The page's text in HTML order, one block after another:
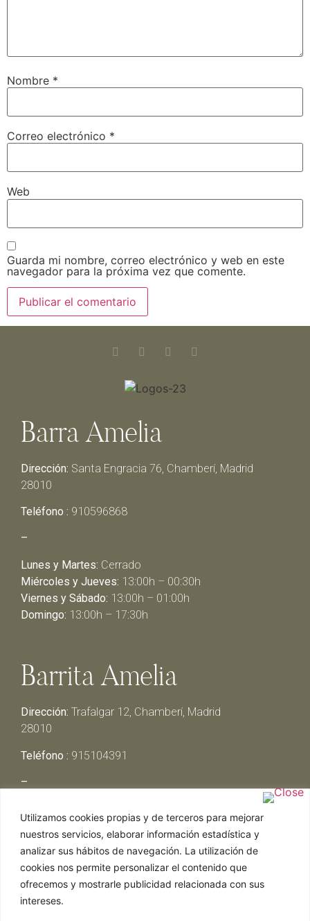
Utilizamos cookies propias y de terceros para mejorar
nuestros servicios, elaborar información estadística y
analizar sus hábitos de navegación. La utilización de
cookies nos permite personalizar el contenido que
ofrecemos y mostrarle publicidad relacionada con sus
intereses.
Nombre *
Correo electrónico *
Web
Guarda mi nombre, correo electrónico y web en este
navegador para la próxima vez que comente.
Barra Amelia
Dirección: Santa Engracia 76, Chamberí, Madrid
28010
Teléfono : 910596868
–
Lunes y Martes: Cerrado
Miércoles y Jueves: 13:00h – 00:30h
Viernes y Sábado: 13:00h – 01:00h
Domingo: 13:00h – 17:30h
Barrita Amelia
Dirección: Trafalgar 12, Chamberí, Madrid
28010
Teléfono : 915104391
–
Miércoles y Jueves:13:00h – 00:30h
Viernes y Sábado: 13:00h – 01:00h
Domingo:13:00h – 17:30h